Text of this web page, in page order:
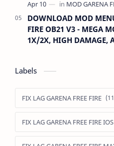
DOWNLOAD MOD
FIRE OB21 V3 - MEGA
1X/2X, HIGH DAMAGE,
Labels
FIX LAG GARENA FREE FIRE
FIX LAG GARENA FREE FIRE IOS